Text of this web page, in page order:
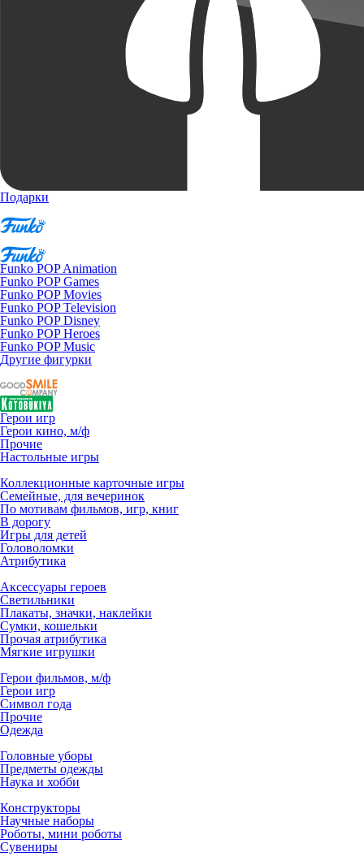
Подарки
Funko POP Animation
Funko POP Games
Funko POP Movies
Funko POP Television
Funko POP Disney
Funko POP Heroes
Funko POP Music
Другие фигурки
Герои игр
Герои кино, м/ф
Прочие
Настольные игры
Коллекционные карточные игры
Семейные, для вечеринок
По мотивам фильмов, игр, книг
В дорогу
Игры для детей
Головоломки
Атрибутика
Аксессуары героев
Светильники
Плакаты, значки, наклейки
Сумки, кошельки
Прочая атрибутика
Мягкие игрушки
Герои фильмов, м/ф
Герои игр
Символ года
Прочие
Одежда
Головные уборы
Предметы одежды
Наука и хобби
Конструкторы
Научные наборы
Роботы, мини роботы
Сувениры